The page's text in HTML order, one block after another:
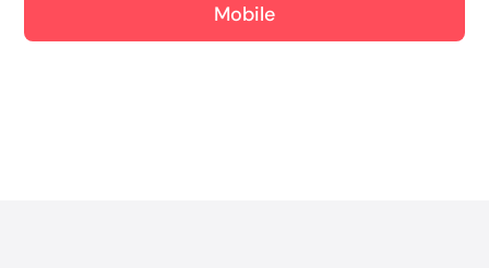
Mobile